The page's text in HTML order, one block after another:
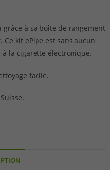
grâce à sa boîte de rangement
Ce kit ePipe est sans aucun
la cigarette électronique.
facile.